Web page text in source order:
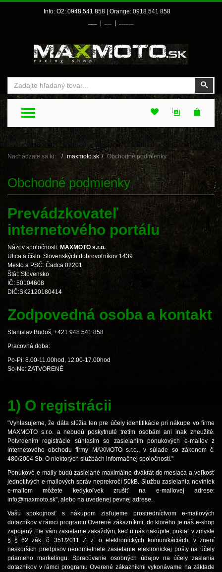
Info: O2: 0948 541 858 | Orange: 0918 541 858
Prihlásenie Môj účet Môj zoznam prianí
TOGGLE MENU
Nachádzate sa tu: maxmoto.sk Obchodné podmienky
Obchodné podmienky
Prevádzkovateľ
internetového portálu
Názov spoločnosti: MAXMOTO s.r.o.
Ulica a číslo: Slovenských dobrovoľníkov 1439
Mesto a PSČ: Čadca 02201
Štát: Slovensko
IČ: 50104608
DIČ:SK2120180414
Zodpovedná osoba a kontakt
Stanislav Budoš, +421 948 541 858
Pracovná doba:
Po-Pi: 8.00-11.00hod, 12.00-17.00hod
So-Ne: ZATVORENÉ
1) O registrácii
"Vyhlasujeme, že dáta slúžia len pre účely identifikácie pri nákupe vo firme
MAXMOTO s.r.o. a nebudú poskytnuté tretím osobám ani inak zneužité.
Potvrdením registrácie súhlasím so zasielaním ponukových e-mailov z
internetového obchodu firmy MAXMOTO s.r.o., v súlade so zákonom č.
480/2004 Sb. O niektorých službách informačnej spoločnosti."
Ponukové e-maily budú zasielané maximálne dvakrát do mesiaca a veľkosť
jednotlivých e-mailových správ neprekročí 50kB. Službu zasielania noviniek
e-mailom môžete kedykoľvek zrušiť na e-mailovej adrese:
info@maxmoto.sk", alebo na uvedenej pevnej adrese.
Vašu spokojnosť s nákupom zisťujeme prostredníctvom e-mailových
dotazníkov v rámci programu Overené zákazníkmi, do ktorého je náš e-shop
zapojený. Tie vám zasielame zakaždým, keď u nás nakúpite, pokiaľ v zmysle
§ § 62 zák. č. 351/2011 Z. z. o elektronických komunikáciách, v znení
neskorších predpisov neodmietnete zasielanie elektronickej pošty na účely
priameho marketingu. Spracúvanie osobných údajov na účely zaslania
dotazníkov v rámci programu Overené zákazníkmi vykonávame na základe